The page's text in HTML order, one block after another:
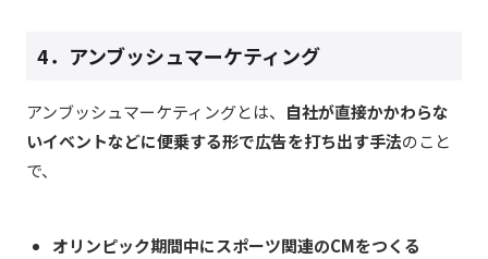
4．アンブッシュマーケティング
アンブッシュマーケティングとは、 自社が直接かかわらな
いイベントなどに便乗する形で広告を打ち出す手法のこと
で、
オリンピック期間中にスポーツ関連のCMをつくる